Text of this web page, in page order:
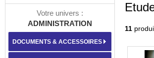
11
Votre univers :
ADMINISTRATION
DOCUMENTS & ACCESSOIRES